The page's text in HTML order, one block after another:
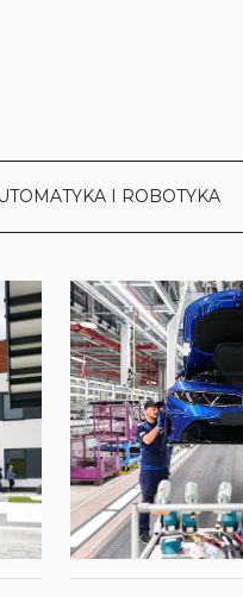
I ROBOTYKA